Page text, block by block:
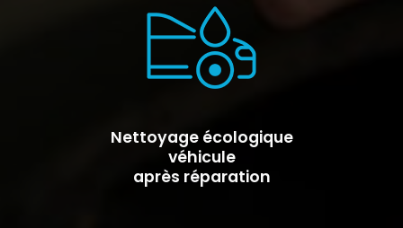
Nettoyage écologique
véhicule
après réparation